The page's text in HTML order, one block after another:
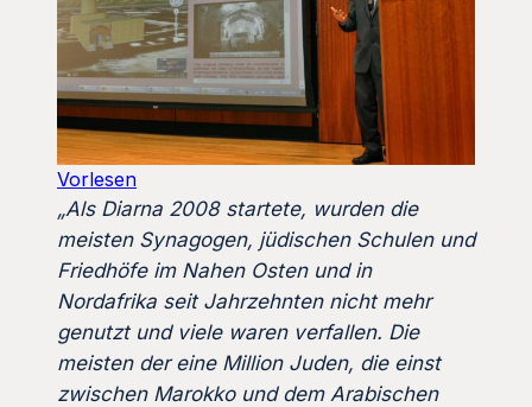
Vorlesen
„Als Diarna 2008 startete, wurden die
meisten Synagogen, jüdischen Schulen und
Friedhöfe im Nahen Osten und in
Nordafrika seit Jahrzehnten nicht mehr
genutzt und viele waren verfallen. Die
meisten der eine Million Juden, die einst
zwischen Marokko und dem Arabischen